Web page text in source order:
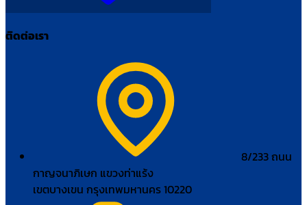
ติดต่อเรา
8/233 ถนน
กาญจนาภิเษก แขวงท่าแร้ง
เขตบางเขน กรุงเทพมหานคร 10220